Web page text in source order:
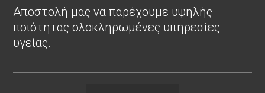
Αποστολή μας να παρέχουμε υψηλής
ποιότητας ολοκληρωμένες υπηρεσίες
υγείας.